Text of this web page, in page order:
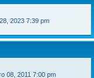
2023 7:39 pm
08, 2011 7:00 pm